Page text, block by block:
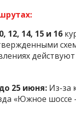
12, 14, 15 и 16
25 июня: Из-за
«Южное шоссе